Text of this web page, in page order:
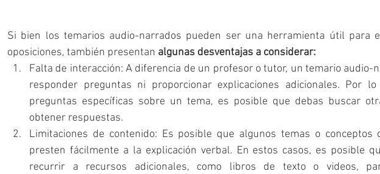
Si bien los temarios audio-narrados pueden ser una herramienta útil para
oposiciones, también presentan algunas desventajas a considerar:
Falta de interacción: A diferencia de un profesor o tutor, un temario audio-
responder preguntas ni proporcionar explicaciones adicionales. Por
preguntas específicas sobre un tema, es posible que debas buscar
obtener respuestas.
Limitaciones de contenido: Es posible que algunos temas o conceptos
presten fácilmente a la explicación verbal. En estos casos, es posible
recurrir a recursos adicionales, como libros de texto o videos,